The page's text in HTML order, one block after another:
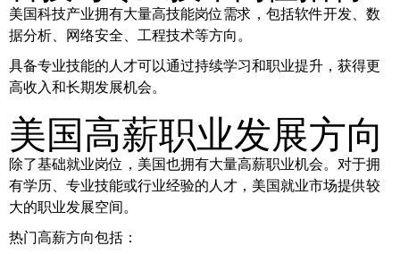
美国科技产业拥有大量高技能岗位需求，包括软件开发、数
据分析、网络安全、工程技术等方向。
具备专业技能的人才可以通过持续学习和职业提升，获得更
高收入和长期发展机会。
美国高薪职业发展方向
除了基础就业岗位，美国也拥有大量高薪职业机会。对于拥
有学历、专业技能或行业经验的人才，美国就业市场提供较
大的职业发展空间。
热门高薪方向包括：